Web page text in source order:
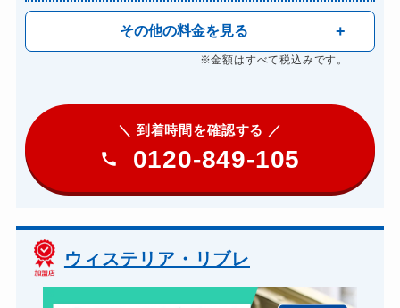
その他の料金を見る
※金額はすべて税込みです。
＼ 到着時間を確認する ／
0120-849-105
ウィステリア・リブレ